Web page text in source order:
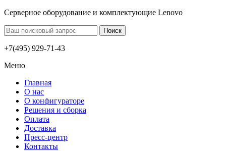
Серверное оборудование и комплектующие Lenovo
+7(495) 929-71-43
Меню
Главная
О нас
О конфигураторе
Решения и сборка
Оплата
Доставка
Пресс-центр
Контакты